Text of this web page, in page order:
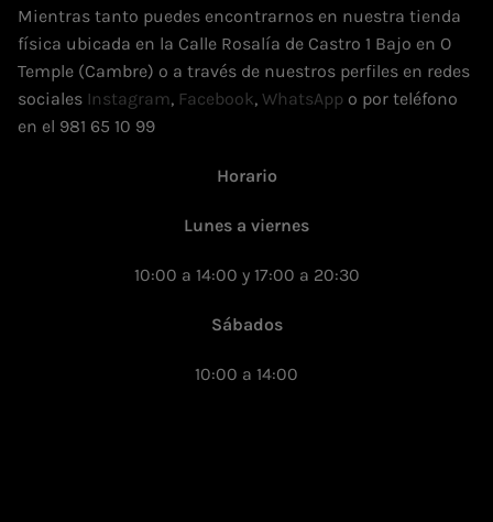
Mientras tanto puedes encontrarnos en nuestra tienda
física ubicada en la Calle Rosalía de Castro 1 Bajo en O
Temple (Cambre) o a través de nuestros perfiles en redes
sociales Instagram, Facebook, WhatsApp o por teléfono
en el 981 65 10 99
Horario
Lunes a viernes
10:00 a 14:00 y 17:00 a 20:30
Sábados
10:00 a 14:00